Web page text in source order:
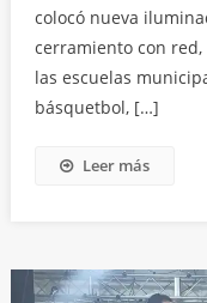
colocó nueva
cerramiento con
las escuelas
básquetbol, […]
Leer más